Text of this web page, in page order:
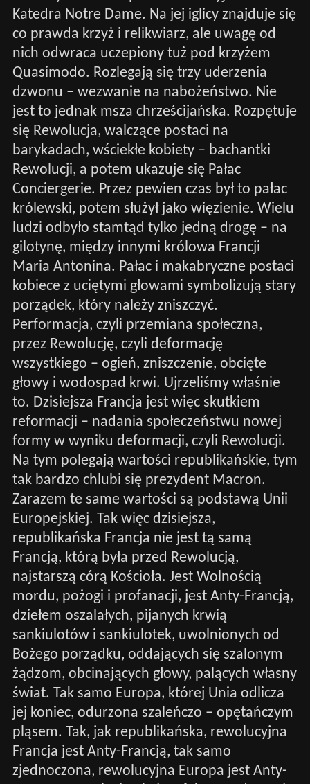
Katedra Notre Dame. Na jej iglicy znajduje się
co prawda krzyż i relikwiarz, ale uwagę od
nich odwraca uczepiony tuż pod krzyżem
Quasimodo. Rozlegają się trzy uderzenia
dzwonu – wezwanie na nabożeństwo. Nie
jest to jednak msza chrześcijańska. Rozpętuje
się Rewolucja, walczące postaci na
barykadach, wściekłe kobiety – bachantki
Rewolucji, a potem ukazuje się Pałac
Conciergerie. Przez pewien czas był to pałac
królewski, potem służył jako więzienie. Wielu
ludzi odbyło stamtąd tylko jedną drogę – na
gilotynę, między innymi królowa Francji
Maria Antonina. Pałac i makabryczne postaci
kobiece z uciętymi głowami symbolizują stary
porządek, który należy zniszczyć.
Performacja, czyli przemiana społeczna,
przez Rewolucję, czyli deformację
wszystkiego – ogień, zniszczenie, obcięte
głowy i wodospad krwi. Ujrzeliśmy właśnie
to. Dzisiejsza Francja jest więc skutkiem
reformacji – nadania społeczeństwu nowej
formy w wyniku deformacji, czyli Rewolucji.
Na tym polegają wartości republikańskie, tym
tak bardzo chlubi się prezydent Macron.
Zarazem te same wartości są podstawą Unii
Europejskiej. Tak więc dzisiejsza,
republikańska Francja nie jest tą samą
Francją, którą była przed Rewolucją,
najstarszą córą Kościoła. Jest Wolnością
mordu, pożogi i profanacji, jest Anty-Francją,
dziełem oszalałych, pijanych krwią
sankiulotów i sankiulotek, uwolnionych od
Bożego porządku, oddających się szalonym
żądzom, obcinających głowy, palących własny
świat. Tak samo Europa, której Unia odlicza
jej koniec, odurzona szaleńczo – opętańczym
pląsem. Tak, jak republikańska, rewolucyjna
Francja jest Anty-Francją, tak samo
zjednoczona, rewolucyjna Europa jest Anty-